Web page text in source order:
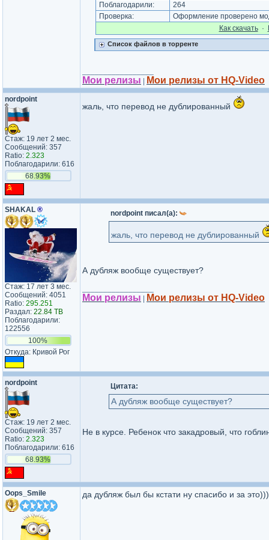
Поблагодарили:
264
Проверка:
Оформление проверено
Как cкачать·
Список файлов в торренте
Мои релизы Мои релизы от HQ-Video
nordpoint
Стаж: 19 лет 2 мес.
Сообщений: 357
Ratio: 2.323
Поблагодарили: 616
68.93%
жаль, что перевод не дублированный
SHAKAL ®
Стаж: 17 лет 3 мес.
Сообщений: 4051
Ratio: 295.251
Раздал: 22.84 TB
Поблагодарили:
122556
100%
Откуда: Кривой Рог
nordpoint писал(а):
жаль, что перевод не дублированный
А дубляж вообще существует?
Мои релизы Мои релизы от HQ-Video
nordpoint
Стаж: 19 лет 2 мес.
Сообщений: 357
Ratio: 2.323
Поблагодарили: 616
68.93%
Цитата:
А дубляж вообще существует?
Не в курсе. Ребенок что закадровый, что
Oops_Smile да дубляж был бы кстати ну спасибо и за это)))